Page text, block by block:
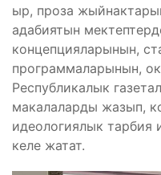
ыр, проза
адабиятын
концепцияларынын,
программаларынын,
Республикалык
макалаларды жазып,
идеологиялык тарбия
келе жатат.